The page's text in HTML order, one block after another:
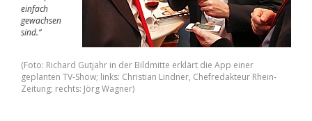
einfach
gewachsen
sind.“
(Foto: Richard Gutjahr in der Bildmitte erklärt die App einer
geplanten TV-Show; links: Christian Lindner, Chefredakteur Rhein-
Zeitung; rechts: Jörg Wagner)